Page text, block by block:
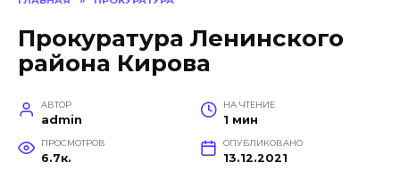
Прокуратура Ленинского
района Кирова
АВТОР
admin
НА ЧТЕНИЕ
1 мин
ПРОСМОТРОВ
6.7к.
ОПУБЛИКОВАНО
13.12.2021